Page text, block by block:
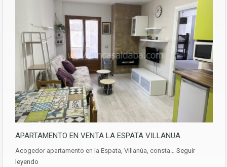
APARTAMENTO EN VENTA LA ESPATA VILLANUA
Acogedor apartamento en la Espata, Villanúa, consta… Seguir
leyendo